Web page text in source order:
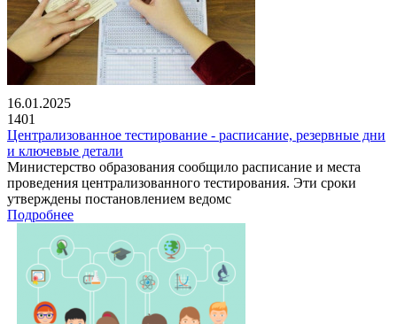
16.01.2025
1401
Централизованное тестирование - расписание, резервные дни
и ключевые детали
Министерство образования сообщило расписание и места
проведения централизованного тестирования. Эти сроки
утверждены постановлением ведомс
Подробнее